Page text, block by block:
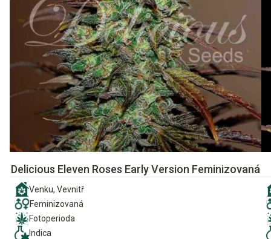
Delicious Eleven Roses Early Version Feminizovaná
Venku, Vevnitř
Feminizovaná
Fotoperioda
Indica